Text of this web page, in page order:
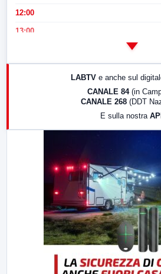
12:00
13:00
LABTV e anche sul
CANALE 84 (in
CANALE 268 (DDT
E sulla nostra